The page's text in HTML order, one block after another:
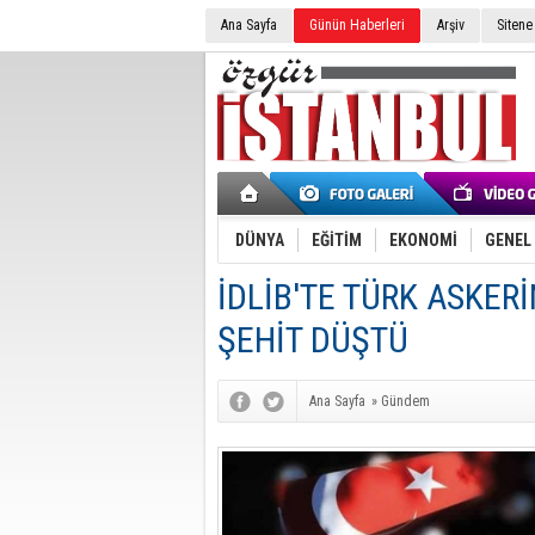
Ana Sayfa Günün Haberleri Arşiv
DÜNYA EĞİTİM EKONOMİ GENEL
İDLİB'TE TÜRK
ŞEHİT DÜŞTÜ
Ana Sayfa » Gündem